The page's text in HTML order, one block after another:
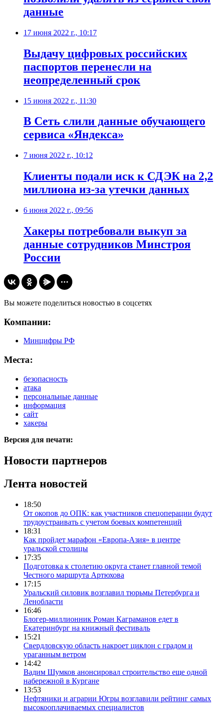
данные
17 июня 2022 г., 10:17
Выдачу цифровых российских
паспортов перенесли на
неопределенный срок
15 июня 2022 г., 11:30
​В Сеть слили данные обучающего
сервиса «Яндекса»
7 июня 2022 г., 10:12
Клиенты подали иск к СДЭК на 2,2
миллиона из-за утечки данных
6 июня 2022 г., 09:56
Хакеры потребовали выкуп за
данные сотрудников Минстроя
России
Вы можете поделиться новостью в соцсетях
Компании:
Минцифры РФ
Места:
безопасность
атака
персональные данные
информация
сайт
хакеры
Версия для печати:
Новости партнеров
Лента новостей
18:50
От окопов до ОПК: как участников спецоперации будут
трудоустраивать с учетом боевых компетенций
18:31
Как пройдет марафон «Европа-Азия» в центре
уральской столицы
17:35
Подготовка к столетию округа станет главной темой
Честного маршрута Артюхова
17:15
Уральский силовик возглавил тюрьмы Петербурга и
Ленобласти
16:46
Блогер-миллионник Роман Каграманов едет в
Екатеринбург на книжный фестиваль
15:21
Свердловскую область накроет циклон с градом и
ураганным ветром
14:42
Вадим Шумков анонсировал строительство еще одной
набережной в Кургане
13:53
Нефтяники и аграрии Югры возглавили рейтинг самых
высокооплачиваемых специалистов